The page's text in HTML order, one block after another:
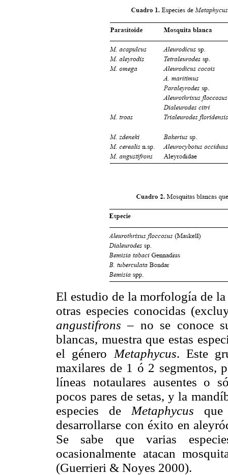
El estudio de la morfología de
otras especies conocidas
angustifrons– no se conoce
blancas, muestra que estas
el género Metaphycus. Este
maxilares de 1 ó 2 segmentos,
líneas notaulares ausentes o
pocos pares de setas, y la
especies de Metaphycus
desarrollarse con éxito en
Se sabe que varias
ocasionalmente atacan
(Guerrieri & Noyes 2000).